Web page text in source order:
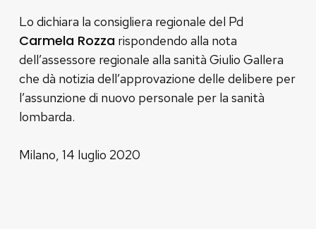
Lo dichiara la consigliera regionale del Pd
Carmela Rozzarispondendo alla nota
dell’assessore regionale alla sanità Giulio Gallera
che dà notizia dell’approvazione delle delibere per
l’assunzione di nuovo personale per la sanità
lombarda.
Milano, 14 luglio 2020